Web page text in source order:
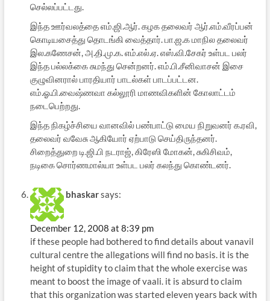
செல்லப்பட்டது.
இந்த ஊர்வலத்தை எம்.ஜி.ஆர். கழக தலைவர் ஆர்.எம்.வீரப்பன்
கொடியசைத்து தொடங்கி வைத்தார். பா.ஜ.க மாநில தலைவர்
இல.கணேசன், அ.தி.மு.க. எம்.எல்.ஏ. எஸ்.வி.சேகர் உள்பட பலர்
இந்த பல்லக்கை சுமந்து சென்றனர். எம்.பி.சீனிவாசன் இசை
குழுவினரால் பாரதியார் பாடல்கள் பாடப்பட்டன.
எம்.ஓ.பி.வைஷ்ணவா கல்லூரி மாணவிகளின் கோலாட்டம்
நடைபெற்றது.
இந்த நிகழ்ச்சியை வானவில் பண்பாட்டு மைய நிறுவனர் க.ரவி,
தலைவர் வவேசு ஆகியோர் ஏற்பாடு செய்திருந்தனர்.
சிறைத்துறை டி.ஜி.பி நடராஜ், கிரேஸி மோகன், சுகிசிவம்,
நடிகை சொர்ணமால்யா உள்பட பலர் கலந்து கொண்டனர்.
bhaskarsays:
December 12, 2008 at 8:39 pm
if these people had bothered to find details about vanavil
cultural centre the allegations will find no basis. it is the
height of stupidity to claim that the whole exercise was
meant to boost the image of vaali. it is absurd to claim
that this organization was started eleven years back with